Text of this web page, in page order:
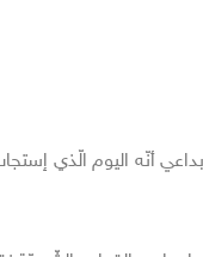
اليوم الّذي إستجاب